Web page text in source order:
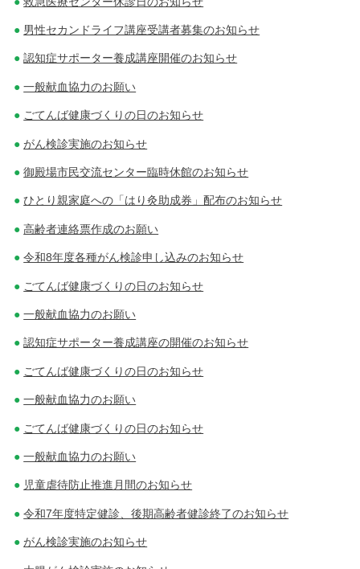
男性セカンドライフ講座受講者募集のお知らせ
認知症サポーター養成講座開催のお知らせ
一般献血協力のお願い
ごてんば健康づくりの日のお知らせ
がん検診実施のお知らせ
御殿場市民交流センター臨時休館のお知らせ
ひとり親家庭への「はり灸助成券」配布のお知らせ
高齢者連絡票作成のお願い
令和8年度各種がん検診申し込みのお知らせ
ごてんば健康づくりの日のお知らせ
一般献血協力のお願い
認知症サポーター養成講座の開催のお知らせ
ごてんば健康づくりの日のお知らせ
一般献血協力のお願い
ごてんば健康づくりの日のお知らせ
一般献血協力のお願い
児童虐待防止推進月間のお知らせ
令和7年度特定健診、後期高齢者健診終了のお知らせ
がん検診実施のお知らせ